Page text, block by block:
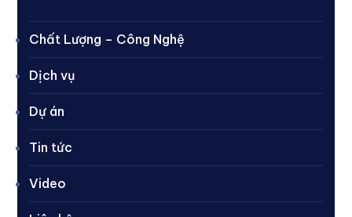
Chất Lượng – Công Nghệ
Dịch vụ
Dự án
Tin tức
Video